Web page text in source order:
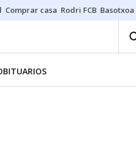
Comprar casa Rodri FCB Basotxoa